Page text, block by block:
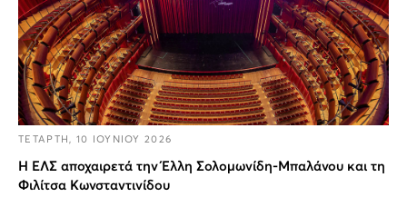
ΤΕΤΑΡΤΗ, 10 ΙΟΥΝΙΟΥ 2026
Η ΕΛΣ αποχαιρετά την Έλλη Σολομωνίδη-Μπαλάνου και τη
Φιλίτσα Κωνσταντινίδου